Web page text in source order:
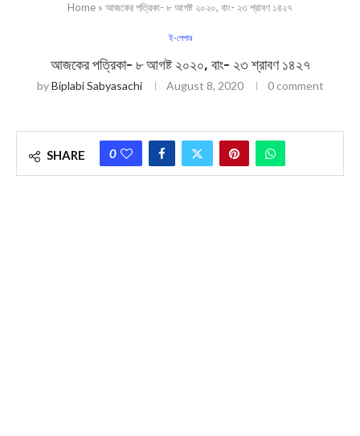
Home » আজকের পত্রিকা- ৮ আগষ্ট ২০২০, বাং- ২৩ শ্রাবণ ১৪২৭
ই-পেপার
আজকের পত্রিকা- ৮ আগষ্ট ২০২০, বাং- ২৩ শ্রাবণ ১৪২৭
byBiplabi Sabyasachi August 8, 2020 0 comment
SHARE 0